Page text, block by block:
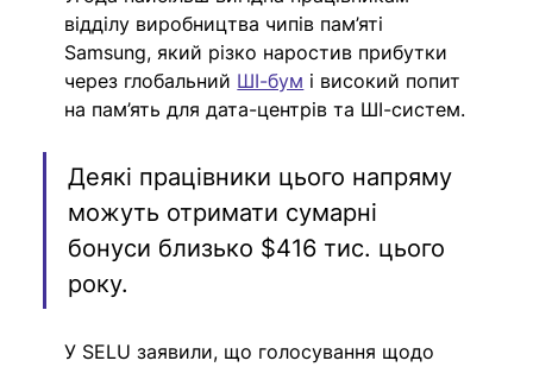
відділу виробництва чипів пам’яті
Samsung, який різко наростив прибутки
через глобальний ШІ-бум і високий попит
на пам’ять для дата-центрів та ШІ-систем.
Деякі працівники цього напряму
можуть отримати сумарні
бонуси близько $416 тис. цього
року.
У SELU заявили, що голосування щодо